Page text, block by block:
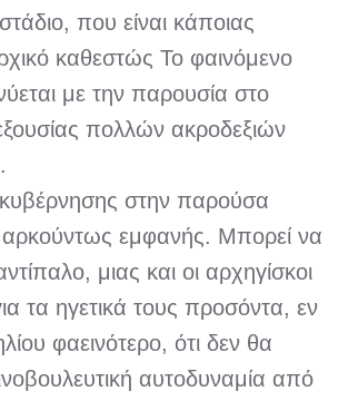
που είναι κάποιας
καθεστώς Το φαινόμενο
με την παρουσία στο
πολλών ακροδεξιών
στην παρούσα
αρκούντως εμφανής. Μπορεί να
μιας και οι αρχηγίσκοι
τα ηγετικά τους προσόντα, εν
φαεινότερο, ότι δεν θα
αυτοδυναμία από